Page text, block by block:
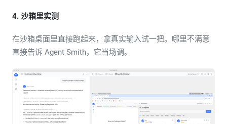
4. 沙箱里实测
在沙箱桌面里直接跑起来，拿真实输入试一把。哪里不满意
直接告诉 Agent Smith，它当场调。